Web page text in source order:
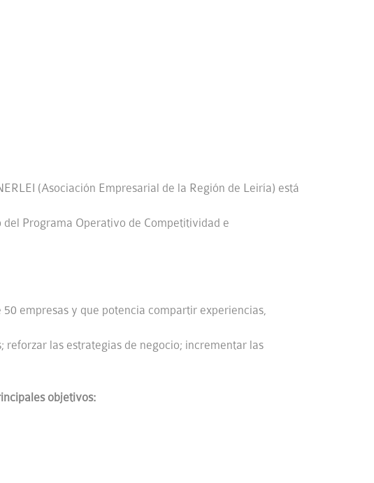
(Asociación Empresarial de la Región de Leiría) está
Programa Operativo de Competitividad e
empresas y que potencia compartir experiencias,
las estrategias de negocio; incrementar las
objetivos: